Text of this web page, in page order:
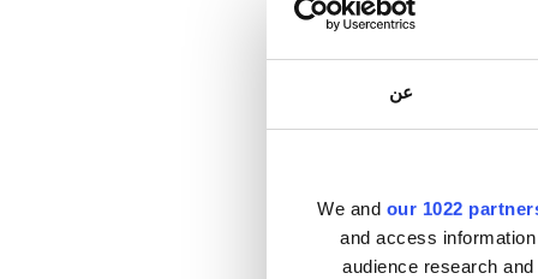
عن
We and our 1022
and access
audience research